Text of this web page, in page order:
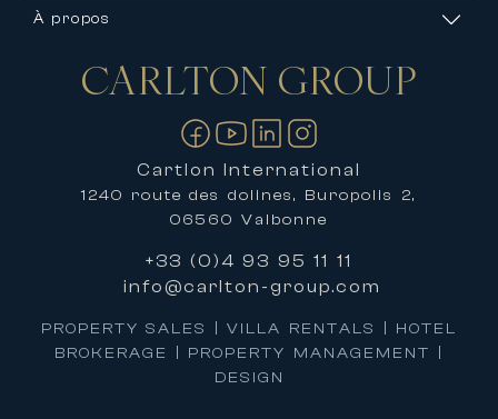
À propos
Nous contacter
CARLTON GROUP
Cartlon International
1240 route des dolines, Buropolis 2,
06560 Valbonne
+33 (0)4 93 95 11 11
info@carlton-group.com
PROPERTY SALES | VILLA RENTALS | HOTEL
BROKERAGE | PROPERTY MANAGEMENT |
DESIGN